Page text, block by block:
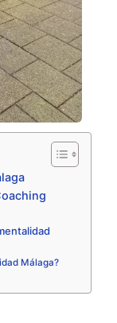
Málaga?